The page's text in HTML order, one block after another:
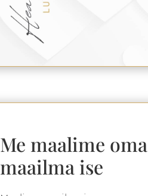
Me maalime oma
maailma ise